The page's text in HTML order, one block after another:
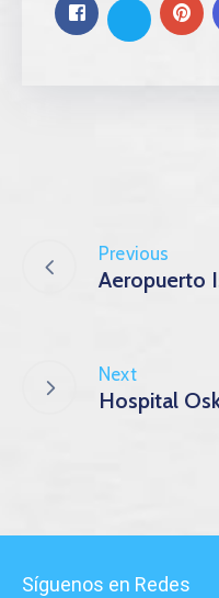
Previous
Aeropuerto
Next
Hospital
Síguenos en Redes